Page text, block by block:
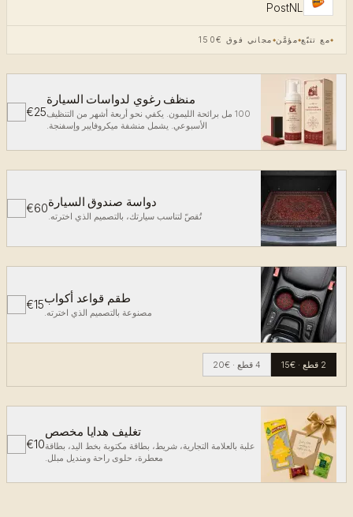
PostNL
مع تتبّع مؤمَّن مجاني فوق €150
منظف رغوي لدواسات السيارة
100 مل برائحة الليمون. يكفي نحو أربعة أشهر من التنظيف
الأسبوعي. يشمل منشفة ميكروفايبر وإسفنجة.
€25
دواسة صندوق السيارة
تُقصّ لتناسب سيارتك، بالتصميم الذي اخترته.
€60
طقم قواعد أكواب
مصنوعة بالتصميم الذي اخترته.
€15
2 قطع ·
€15 4 قطع ·
€20
تغليف هدايا مخصص
علبة بالعلامة التجارية، شريط، بطاقة مكتوبة بخط اليد، بطاقة
معطرة، حلوى راحة ومنديل مبلل.
€10